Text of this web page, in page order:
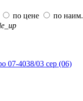
по цене по наим.
07-4038/03 сер (06)